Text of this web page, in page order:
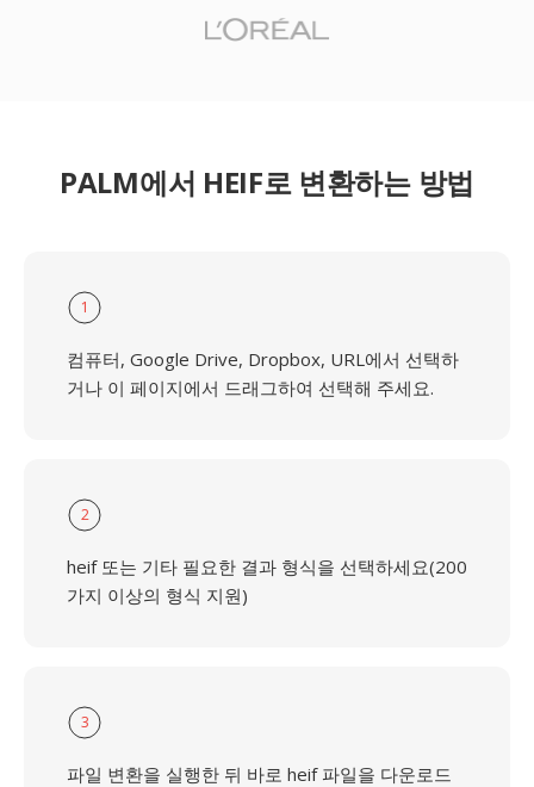
PALM에서 HEIF로 변환하는 방법
1
컴퓨터, Google Drive, Dropbox, URL에서 선택하
거나 이 페이지에서 드래그하여 선택해 주세요.
2
heif 또는 기타 필요한 결과 형식을 선택하세요(200
가지 이상의 형식 지원)
3
파일 변환을 실행한 뒤 바로 heif 파일을 다운로드